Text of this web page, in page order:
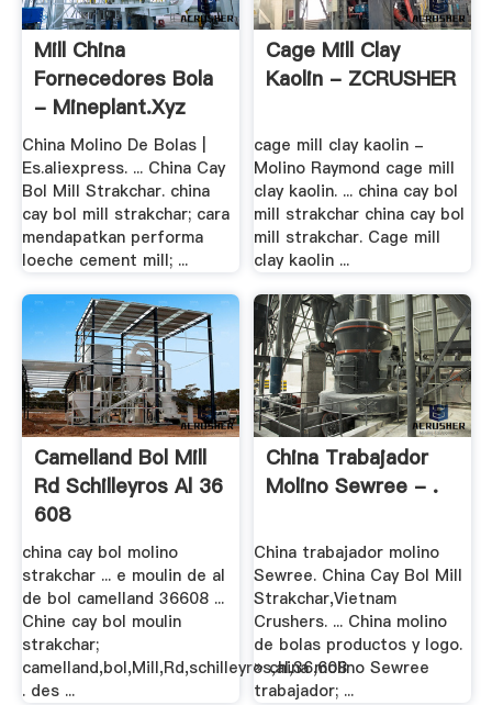
Mill China
Fornecedores Bola
- Mineplant.xyz
China Molino De Bolas |
Es.aliexpress. ... China Cay
Bol Mill Strakchar. china
cay bol mill strakchar; cara
mendapatkan performa
loeche cement mill; ...
Cage Mill Clay
Kaolin - ZCRUSHER
cage mill clay kaolin -
Molino Raymond cage mill
clay kaolin. ... china cay bol
mill strakchar china cay bol
mill strakchar. Cage mill
clay kaolin ...
Camelland Bol Mill
Rd Schilleyros Al 36
608
china cay bol molino
strakchar ... e moulin de al
de bol camelland 36608 ...
Chine cay bol moulin
strakchar;
camelland,bol,Mill,Rd,schilleyros,al,36,608
. des ...
China Trabajador
Molino Sewree - .
China trabajador molino
Sewree. China Cay Bol Mill
Strakchar,Vietnam
Crushers. ... China molino
de bolas productos y logo.
» china molino Sewree
trabajador; ...